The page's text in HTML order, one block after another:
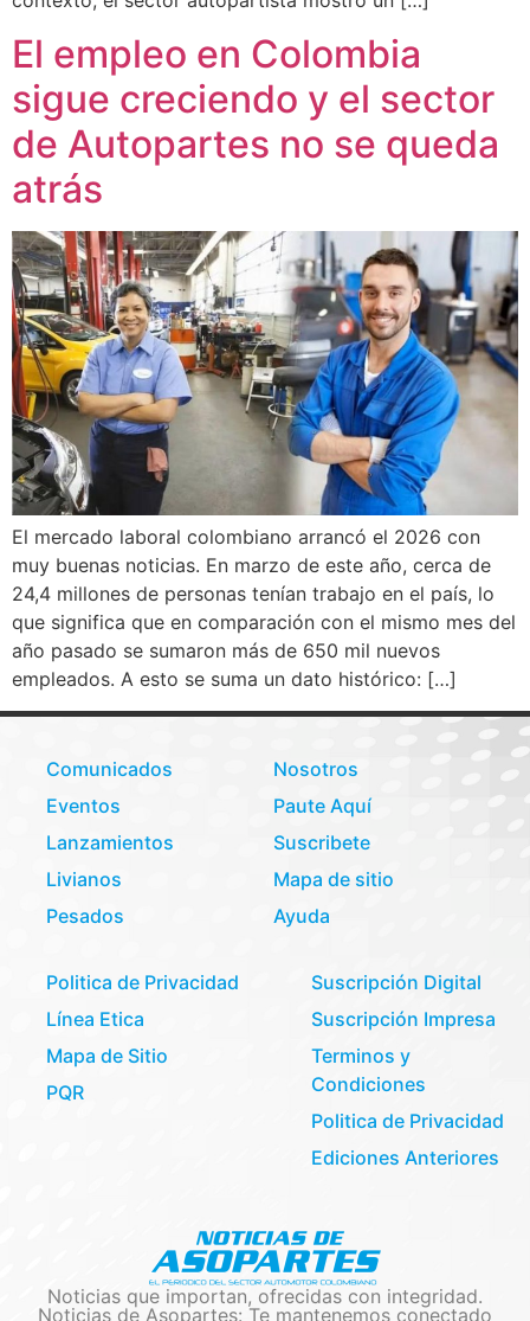
El empleo en Colombia
sigue creciendo y el sector
de Autopartes no se queda
atrás
El mercado laboral colombiano arrancó el 2026 con
muy buenas noticias. En marzo de este año, cerca de
24,4 millones de personas tenían trabajo en el país, lo
que significa que en comparación con el mismo mes del
año pasado se sumaron más de 650 mil nuevos
empleados. A esto se suma un dato histórico: […]
Comunicados
Eventos
Lanzamientos
Livianos
Pesados
Nosotros
Paute Aquí
Suscribete
Mapa de sitio
Ayuda
Politica de Privacidad
Línea Etica
Mapa de Sitio
PQR
Suscripción Digital
Suscripción Impresa
Terminos y
Condiciones
Politica de Privacidad
Ediciones Anteriores
Noticias que importan, ofrecidas con integridad.
Noticias de Asopartes: Te mantenemos conectado